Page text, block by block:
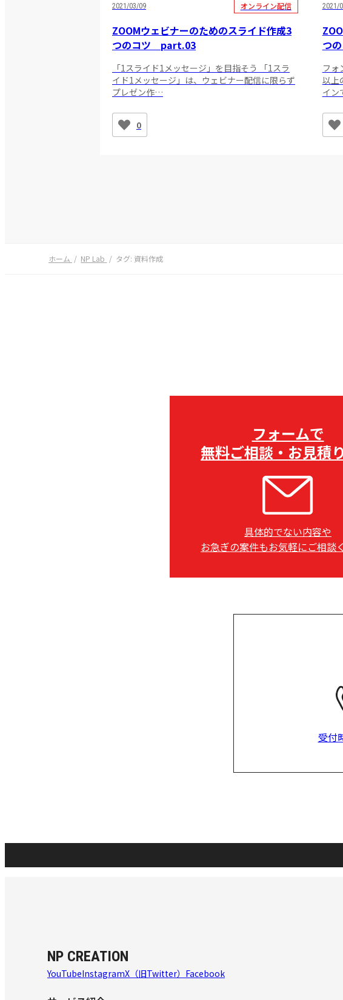
2021/03/09 オンライン配信
ZOOMウェビナーのためのスライド作成3
つのコツ part.03
「1スライド1メッセージ」を目指そう 「1スラ
イド1メッセージ」は、ウェビナー配信に限らず
プレゼン作…
0
2021/
つ
フォ
以上
イ
ホーム NP Lab タグ: 資料作成
フォームで
無料ご相談・お見積
具体的でない内容や
お急ぎの案件もお気軽にご相談
受付
NP CREATION
YouTubeInstagramX（旧Twitter） Facebook